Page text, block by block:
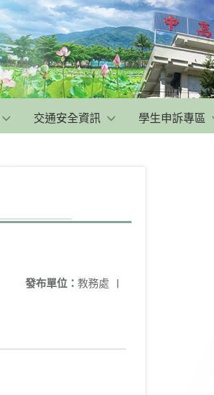
交通安全資訊 學生申訴專區
發布單位： 教務處 |